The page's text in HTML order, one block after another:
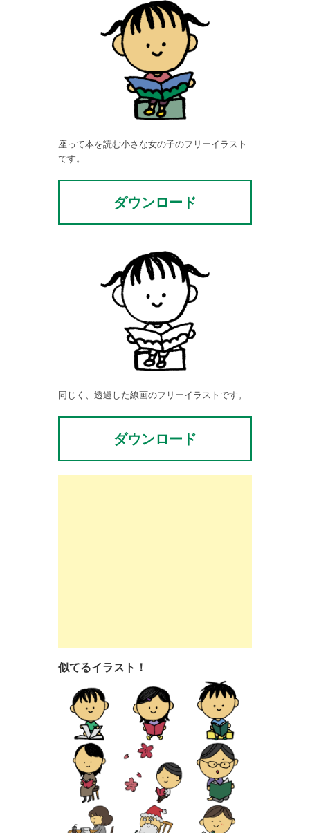
座って本を読む小さな女の子のフリーイラスト
です。
ダウンロード
同じく、透過した線画のフリーイラストです。
ダウンロード
似てるイラスト！